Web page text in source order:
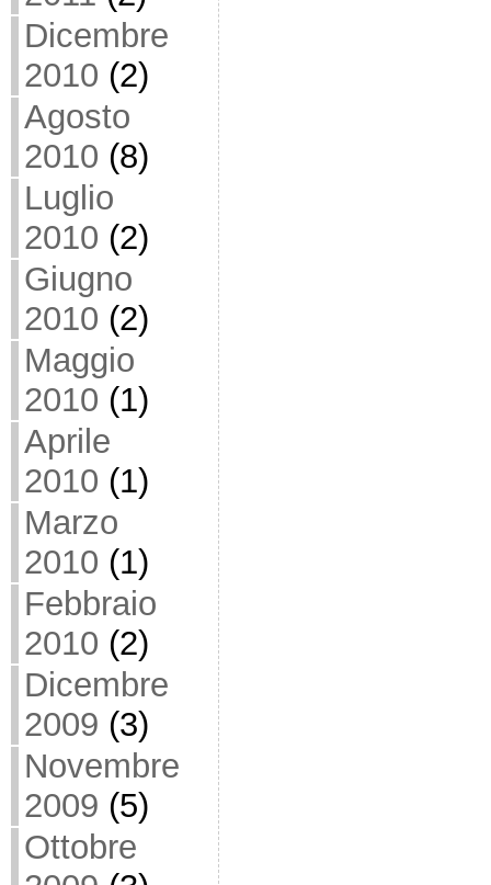
Dicembre
2010 (2)
Agosto
2010 (8)
Luglio
2010 (2)
Giugno
2010 (2)
Maggio
2010 (1)
Aprile
2010 (1)
Marzo
2010 (1)
Febbraio
2010 (2)
Dicembre
2009 (3)
Novembre
2009 (5)
Ottobre